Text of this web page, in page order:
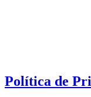
Política de